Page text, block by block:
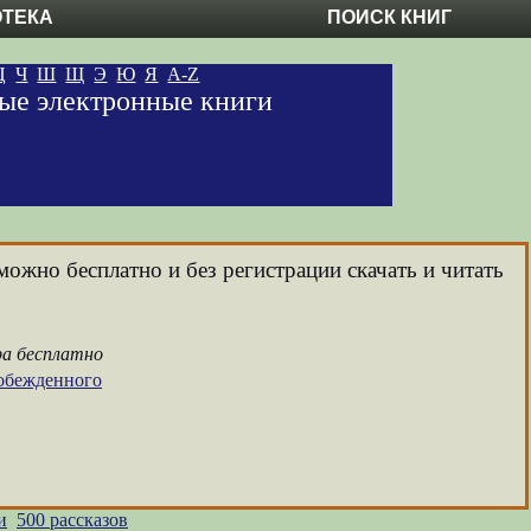
ПОИСК КНИГ
Ч Ш Щ Э Ю Я A-Z
электронные книги
бесплатно и без регистрации скачать и читать
бесплатно
500 рассказов